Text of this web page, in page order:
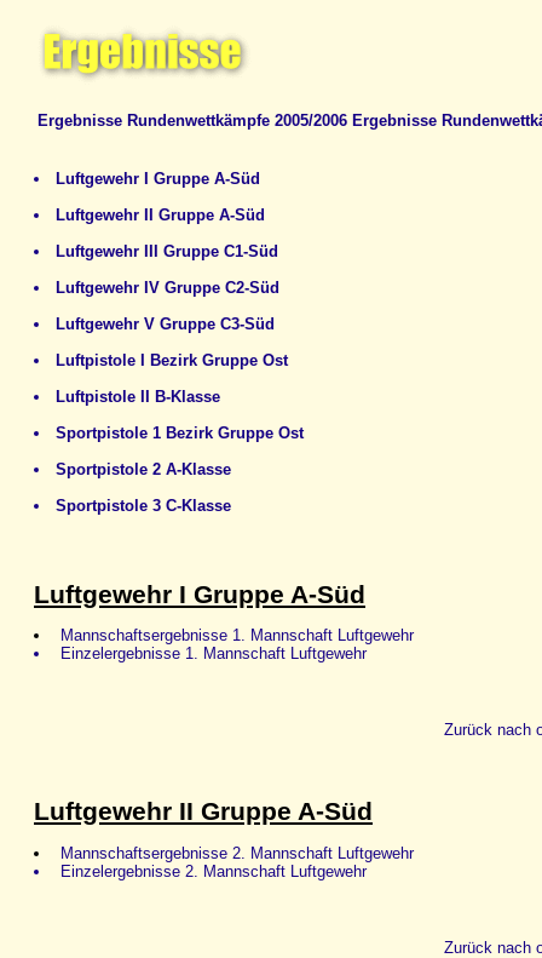
Ergebnisse Rundenwettkämpfe 2005/2006 Ergebnisse
Luftgewehr I Gruppe A-Süd
Luftgewehr II Gruppe A-Süd
Luftgewehr III Gruppe C1-Süd
Luftgewehr IV Gruppe C2-Süd
Luftgewehr V Gruppe C3-Süd
Luftpistole I Bezirk Gruppe Ost
Luftpistole II B-Klasse
Sportpistole 1 Bezirk Gruppe Ost
Sportpistole 2 A-Klasse
Sportpistole 3 C-Klasse
Luftgewehr I Gruppe A-Süd
Mannschaftsergebnisse 1. Mannschaft Luftgewehr
Einzelergebnisse 1. Mannschaft Luftgewehr
Zurück nach
Luftgewehr II Gruppe A-Süd
Mannschaftsergebnisse 2. Mannschaft Luftgewehr
Einzelergebnisse 2. Mannschaft Luftgewehr
Zurück nach